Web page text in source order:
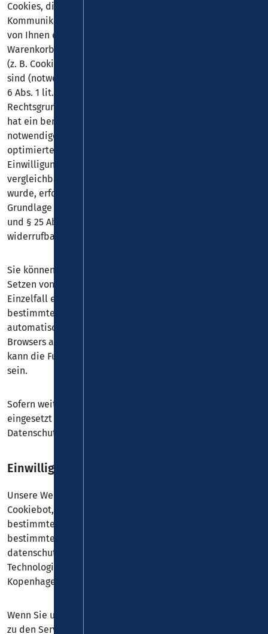
Cookies, die zur Durchführung des elektronischen
Kommunikationsvorgangs, zur Bereitstellung bestimmter,
von Ihnen erwünschter Funktionen (z. B. für die
Warenkorbfunktion) oder zur Optimierung der Website
(z. B. Cookies zur Messung des Webpublikums) erforderlich
sind (notwendige Cookies), werden auf Grundlage von Art.
6 Abs. 1 lit. f DSGVO gespeichert, sofern keine andere
Rechtsgrundlage angegeben wird. Der Websitebetreiber
hat ein berechtigtes Interesse an der Speicherung von
notwendigen Cookies zur technisch fehlerfreien und
optimierten Bereitstellung seiner Dienste. Sofern eine
Einwilligung zur Speicherung von Cookies und
vergleichbaren Wiedererkennungstechnologien abgefragt
wurde, erfolgt die Verarbeitung ausschließlich auf
Grundlage dieser Einwilligung (Art. 6 Abs. 1 lit. a DSGVO
und § 25 Abs. 1 TDDDG); die Einwilligung ist jederzeit
widerrufbar.
Sie können Ihren Browser so einstellen, dass Sie über das
Setzen von Cookies informiert werden und Cookies nur im
Einzelfall erlauben, die Annahme von Cookies für
bestimmte Fälle oder generell ausschließen sowie das
automatische Löschen der Cookies beim Schließen des
Browsers aktivieren. Bei der Deaktivierung von Cookies
kann die Funktionalität dieser Website eingeschränkt
sein.
Sofern weitere Cookies und Dienste auf dieser Website
eingesetzt werden, können Sie dies dieser
Datenschutzerklärung entnehmen.
Einwilligung mit Cookiebot
Unsere Website nutzt die Consent-Technologie von
Cookiebot, um Ihre Einwilligung zur Speicherung
bestimmter Cookies auf Ihrem Endgerät oder zum Einsatz
bestimmter Technologien einzuholen und diese
datenschutzkonform zu dokumentieren. Anbieter dieser
Technologie ist Usercentrics A/S, Havnegade 39, 1058
Kopenhagen, Dänemark (im Folgenden „Cookiebot“).
Wenn Sie unsere Website betreten, wird eine Verbindung
zu den Servern von Cookiebot hergestellt, um Ihre